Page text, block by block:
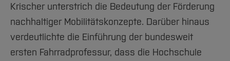
Krischer unterstrich die Bedeutung der Förderung
nachhaltiger Mobilitätskonzepte. Darüber hinaus
verdeutlichte die Einführung der bundesweit
ersten Fahrradprofessur, dass die Hochschule